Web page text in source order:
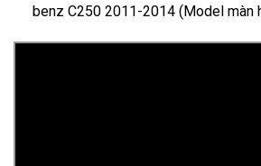
benz C250 2011-2014 (Model màn